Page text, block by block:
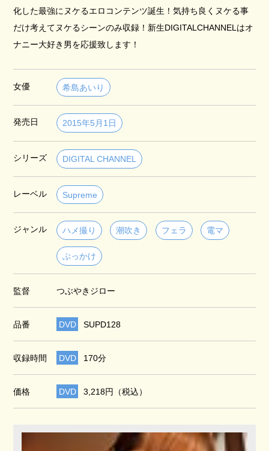
化した最強にヌケるエロコンテンツ誕生！気持ち良くヌケる事
だけ考えてヌケるシーンのみ収録！新生DIGITALCHANNELはオ
ナニー大好き男を応援致します！
女優 希島あいり
発売日 2015年5月1日
シリーズ DIGITAL CHANNEL
レーベル Supreme
ジャンル ハメ撮り 潮吹き フェラ 電マ
ぶっかけ
監督 つぶやきジロー
品番 DVD SUPD128
収録時間 DVD 170分
価格 DVD 3,218円（税込）